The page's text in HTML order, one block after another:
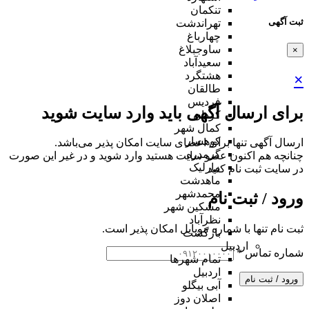
ثبت آگهی
×
×
برای ارسال آگهی باید وارد سایت شوید
ارسال آگهی تنها برای اعضای سایت امکان پذیر می‌باشد.
چنانچه هم‌ اکنون عضو سایت هستید وارد شوید و در غیر این صورت
در سایت ثبت نام کنید
ورود / ثبت نام
ثبت نام تنها با شماره موبایل امکان پذیر است.
شماره تماس*
ورود / ثبت نام
تنکمان
تهراندشت
چهارباغ
ساوجبلاغ
سعیدآباد
هشتگرد
طالقان
فردیس
کردان
کمال شهر
کوهسار
گرمدره
مارلیک
ماهدشت
محمدشهر
مشکین شهر
نظرآباد
بازگشت
اردبیل
تمام شهر‌ها
اردبیل
آبی بیگلو
اصلان دوز